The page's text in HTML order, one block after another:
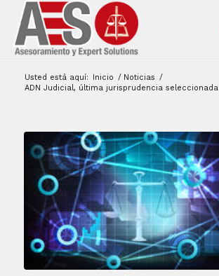
Usted está aquí: Inicio / Noticias /
ADN Judicial, última jurisprudencia seleccionada